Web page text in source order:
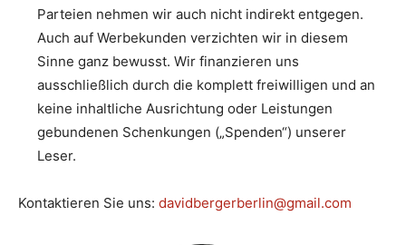
Parteien nehmen wir auch nicht indirekt entgegen.
Auch auf Werbekunden verzichten wir in diesem
Sinne ganz bewusst. Wir finanzieren uns
ausschließlich durch die komplett freiwilligen und an
keine inhaltliche Ausrichtung oder Leistungen
gebundenen Schenkungen („Spenden“) unserer
Leser.
Kontaktieren Sie uns: davidbergerberlin@gmail.com